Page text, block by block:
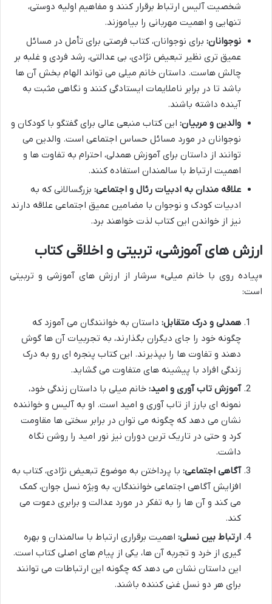
شخصیت آلیس ارتباط برقرار کنند و مفاهیم اولیه دوستی،
تنهایی و اهمیت مهربانی را بیاموزند.
نوجوانان: برای نوجوانان، کتاب فرصتی برای تأمل در مسائل
عمیق تری نظیر تبعیض نژادی، بی عدالتی، رشد فردی و غلبه بر
چالش هاست. داستان خانم میلی می تواند الهام بخش آن ها
باشد تا در برابر ناملایمات ایستادگی کنند و نگاهی مثبت به
آینده داشته باشند.
والدین و مربیان: این کتاب منبعی عالی برای گفتگو با کودکان و
نوجوانان در مورد مسائل حساس اجتماعی است. والدین می
توانند از داستان برای آموزش همدلی، احترام به تفاوت ها و
اهمیت ارتباط با سالمندان استفاده کنند.
علاقه مندان به ادبیات رئال و اجتماعی: بزرگسالانی که به
ادبیات کودک و نوجوان با مضامین عمیق اجتماعی علاقه دارند
نیز از خواندن این کتاب لذت خواهند برد.
ارزش های آموزشی، تربیتی و اخلاقی کتاب
«پیاده روی با خانم میلی» سرشار از ارزش های آموزشی و تربیتی
است:
همدلی و درک متقابل: داستان به خوانندگان می آموزد که
چگونه خود را جای دیگران بگذارند، به تجربیات آن ها گوش
دهند و تفاوت ها را بپذیرند. این کتاب پنجره ای رو به درک
زندگی افراد با پیشینه های متفاوت می گشاید.
آموزش تاب آوری و امید: خانم میلی با داستان زندگی خود،
نمونه ای بارز از تاب آوری و امید است. او به آلیس و خواننده
نشان می دهد که چگونه می توان در برابر سختی ها مقاومت
کرد و حتی در تاریک ترین دوران نیز نور امید را روشن نگاه
داشت.
آگاهی اجتماعی: با پرداختن به موضوع تبعیض نژادی، کتاب به
افزایش آگاهی اجتماعی خوانندگان، به ویژه نسل جوان، کمک
می کند و آن ها را به تفکر در مورد عدالت و برابری دعوت می
کند.
ارتباط بین نسلی: اهمیت برقراری ارتباط با سالمندان و بهره
گیری از خرد و تجربه آن ها، یکی از پیام های اصلی کتاب است.
این داستان نشان می دهد که چگونه این ارتباطات می توانند
برای هر دو نسل غنی کننده باشند.